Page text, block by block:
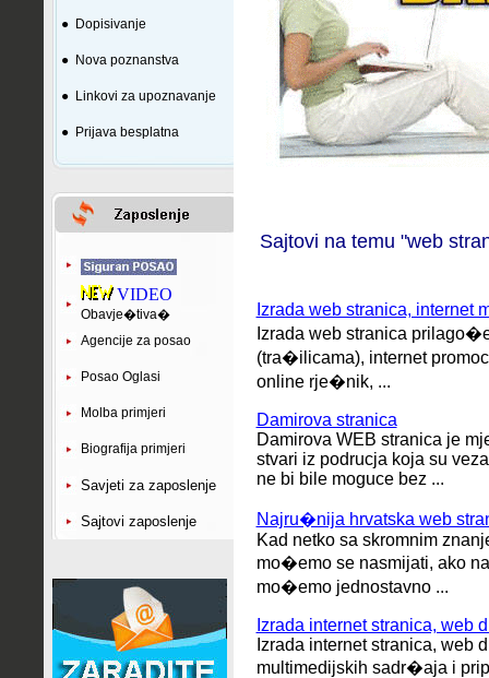
● Dopisivanje
● Nova poznanstva
● Linkovi za upoznavanje
● Prijava besplatna
VIDEO
Obavje�tiva�
Agencije za posao
Posao Oglasi
Molba primjeri
Biografija primjeri
Savjeti za zaposlenje
Sajtovi zaposlenje
Sajtovi na temu "web
Izrada web stranica, internet
Izrada web stranica
(tra�ilicama), internet
online rje�nik, ...
Damirova stranica
Damirova WEB stranica je
stvari iz podrucja koja su
ne bi bile moguce bez ...
Najru�nija hrvatska web
Kad netko sa skromnim
mo�emo se nasmijati, ako
mo�emo jednostavno ...
Izrada internet stranica, web
Izrada internet stranica, web
multimedijskih sadr�aja i